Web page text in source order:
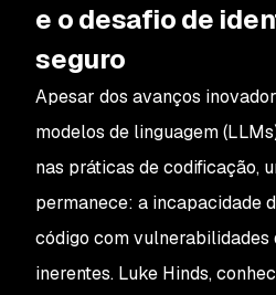
e o desafio de
seguro
Apesar dos avanços
modelos de linguagem
nas práticas de codificação,
permanece: a incapacidade
código com vulnerabilidades
inerentes. Luke Hinds,